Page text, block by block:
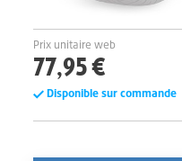
Prix unitaire web
77,95 €
Disponible sur commande